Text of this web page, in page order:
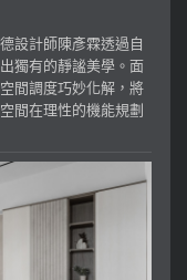
設計師陳彥霖透過自
獨有的靜謐美學。面
間調度巧妙化解，將
間在理性的機能規劃